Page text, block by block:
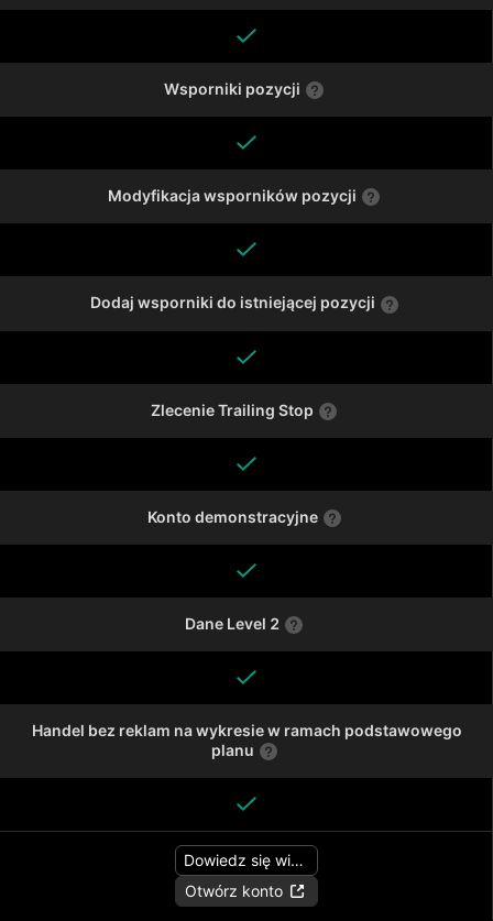
Wsporniki pozycji
Modyfikacja wsporników pozycji
Dodaj wsporniki do istniejącej pozycji
Zlecenie Trailing Stop
Konto demonstracyjne
Dane Level 2
Handel bez reklam na wykresie w ramach podstawowego
planu
Dowiedz się więcej
Otwórz konto